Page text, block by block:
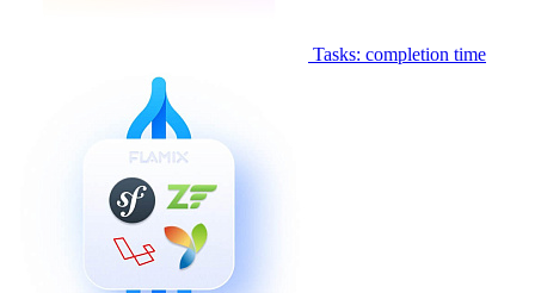
Tasks: completion time